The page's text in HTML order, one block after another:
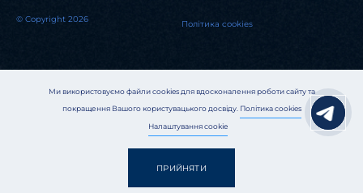
Ми використовуємо файли cookies для вдосконалення роботи сайту та
покращення Вашого користувацького досвіду. Політика cookies
Налаштування cookie
ПРИЙНЯТИ
© Copyright 2026 Політика cookies